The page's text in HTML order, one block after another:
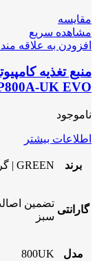
مقایسه
مشاهده سریع
افزودن به علاقه
UK EVO
ناموجود
اطلاعات بیشتر
برند GREEN | گرین
گارانتی
تضمین
سبز
مدل 800UK